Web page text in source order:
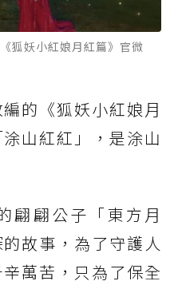
狐妖小紅娘月紅篇》官微
的《狐妖小紅娘月
山紅紅」，是涂山
翩翩公子「東方月
故事，為了守護人
萬苦，只為了保全